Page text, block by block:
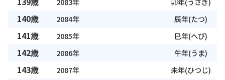
140歳 2084年 辰年(たつ)
141歳 2085年 巳年(へび)
142歳 2086年 午年(うま)
143歳 2087年 未年(ひつじ)